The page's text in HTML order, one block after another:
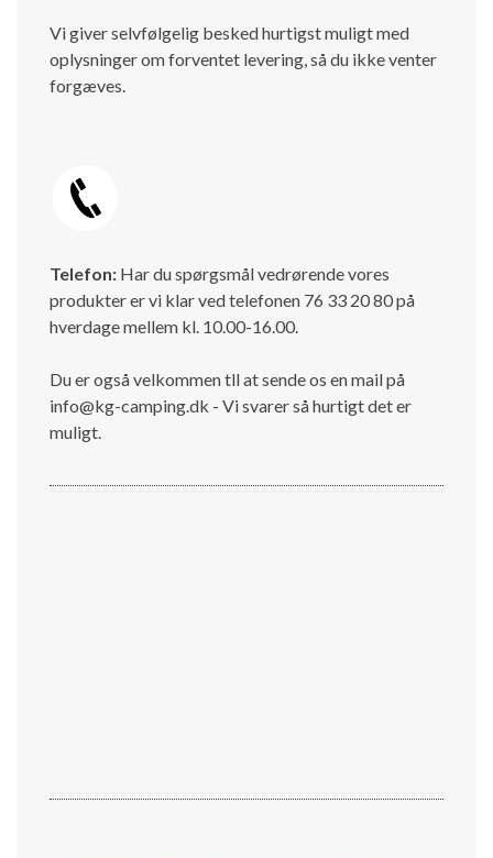
Vi giver selvfølgelig besked hurtigst muligt med
oplysninger om forventet levering, så du ikke venter
forgæves.
Telefon: Har du spørgsmål vedrørende vores
produkter er vi klar ved telefonen 76 33 20 80 på
hverdage mellem kl. 10.00-16.00.
Du er også velkommen tll at sende os en mail på
info@kg-camping.dk - Vi svarer så hurtigt det er
muligt.